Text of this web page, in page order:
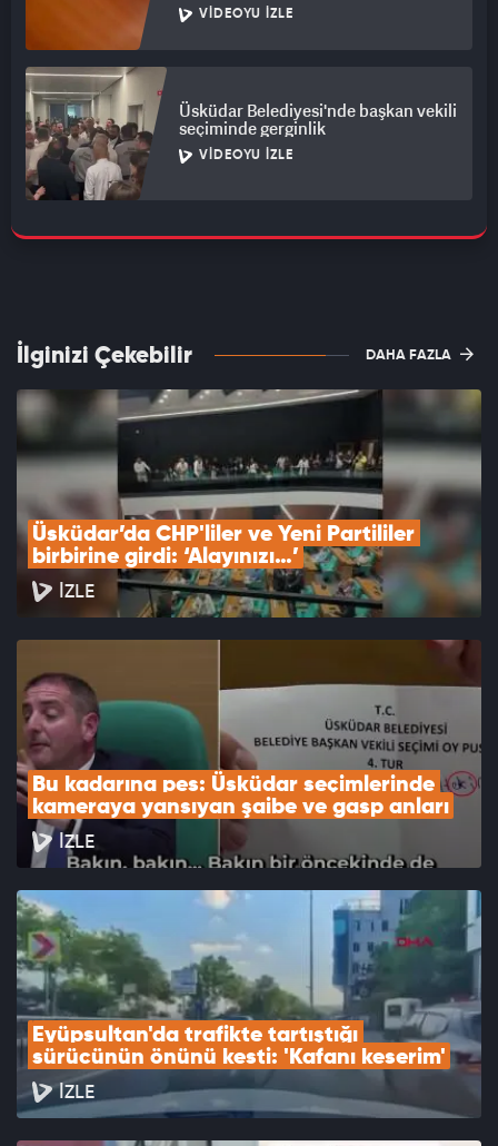
VIDEOYU İZLE
Üsküdar Belediyesi'nde başkan vekili
seçiminde gerginlik
VIDEOYU İZLE
İlginizi Çekebilir DAHA FAZLA
Üsküdar’da CHP'liler ve Yeni Partililer
birbirine girdi: ‘Alayınızı…’
İZLE
Bu kadarına pes: Üsküdar seçimlerinde
kameraya yansıyan şaibe ve gasp anları
İZLE
Eyüpsultan'da trafikte tartıştığı
sürücünün önünü kesti: 'Kafanı keserim'
İZLE